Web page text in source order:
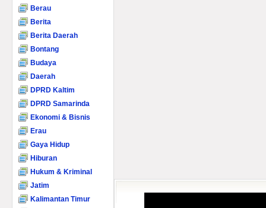
Berau
Berita
Berita Daerah
Bontang
Budaya
Daerah
DPRD Kaltim
DPRD Samarinda
Ekonomi & Bisnis
Erau
Gaya Hidup
Hiburan
Hukum & Kriminal
Jatim
Kalimantan Timur